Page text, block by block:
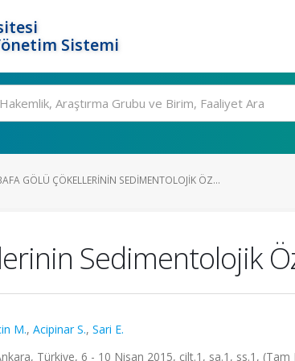
Sistemi
GÖLÜ ÇÖKELLERININ SEDIMENTOLOJIK ÖZ...
Sedimentolojik
M., Acipinar S., Sari E.
Türkiye, 6 - 10 Nisan 2015, cilt.1, sa.1, ss.1, (Tam